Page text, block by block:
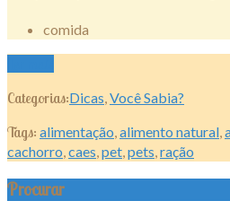
comida
Categorias:Dicas,Você Sabia?
Tags: alimentação,alimento natural,
cachorro,caes,pet,pets,ração
Procurar